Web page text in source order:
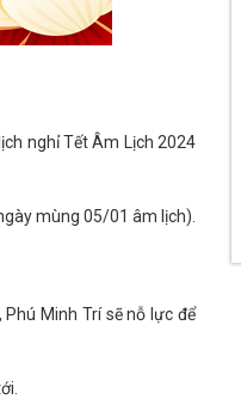
nghỉ Tết Âm Lịch 2024
mùng 05/01 âm lịch).
Minh Trí sẽ nỗ lực để